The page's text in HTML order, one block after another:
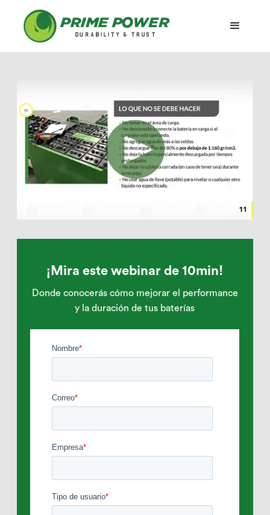
¡Mira este webinar de 10min!
Donde conocerás cómo mejorar el performance
y la duración de tus baterías